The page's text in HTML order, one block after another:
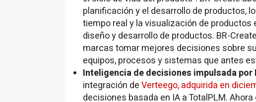
planificación y el desarrollo de productos,
tiempo real y la visualización de
diseño y desarrollo de productos. BR-
marcas tomar mejores decisiones sobre
equipos, procesos y sistemas que antes
Inteligencia de decisiones impulsada por
integración deVerteego, adquirida en
decisiones basada en IA a TotalPLM.